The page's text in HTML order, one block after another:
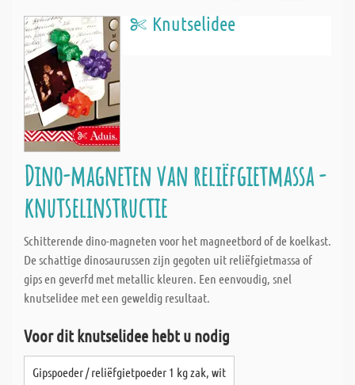
Knutselidee
Dino-magneten van reliëfgietmassa -
knutselinstructie
Schitterende dino-magneten voor het magneetbord of de koelkast.
De schattige dinosaurussen zijn gegoten uit reliëfgietmassa of
gips en geverfd met metallic kleuren. Een eenvoudig, snel
knutselidee met een geweldig resultaat.
Voor dit knutselidee hebt u nodig
Gipspoeder / reliëfgietpoeder 1 kg zak, wit